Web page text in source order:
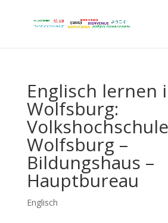
Englisch lernen
Wolfsburg:
Volkshochschule
Wolfsburg –
Bildungshaus –
Hauptbureau
Englisch